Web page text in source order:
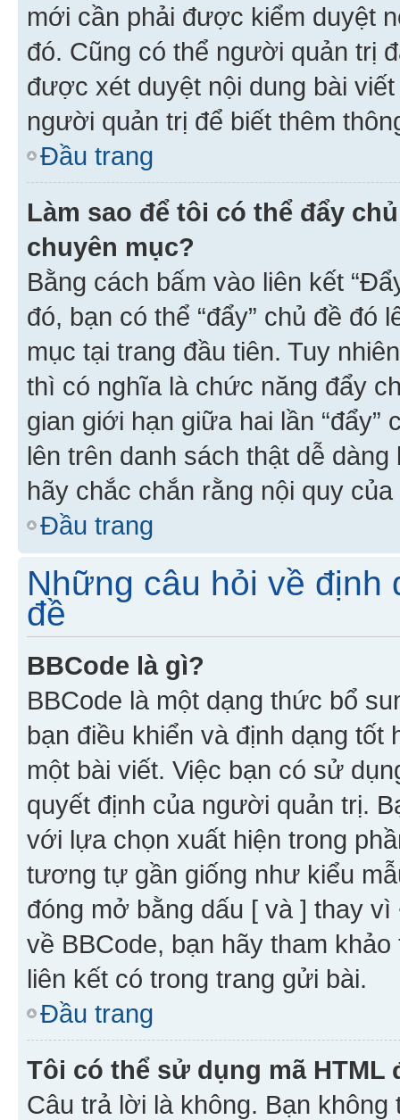
mới cần phải được kiểm duyệt
đó. Cũng có thể người quản trị
được xét duyệt nội dung bài
người quản trị để biết thêm
Đầu trang
Làm sao để tôi có thể đẩy
chuyên mục?
Bằng cách bấm vào liên kết
đó, bạn có thể “đẩy” chủ đề đó
mục tại trang đầu tiên. Tuy
thì có nghĩa là chức năng đẩy
gian giới hạn giữa hai lần “đẩy”
lên trên danh sách thật dễ
hãy chắc chắn rằng nội quy
Đầu trang
Những câu hỏi về định
đề
BBCode là gì?
BBCode là một dạng thức bổ
bạn điều khiển và định dạng
một bài viết. Việc bạn có sử
quyết định của người quản trị.
với lựa chọn xuất hiện trong
tương tự gần giống như kiểu
đóng mở bằng dấu [ và ] thay
về BBCode, bạn hãy tham
liên kết có trong trang gửi bài.
Đầu trang
Tôi có thể sử dụng mã
Câu trả lời là không. Bạn